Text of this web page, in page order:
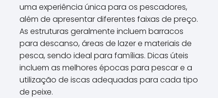
uma experiência única para os pescadores,
além de apresentar diferentes faixas de preço.
As estruturas geralmente incluem barracos
para descanso, áreas de lazer e materiais de
pesca, sendo ideal para famílias. Dicas úteis
incluem as melhores épocas para pescar e a
utilização de iscas adequadas para cada tipo
de peixe.